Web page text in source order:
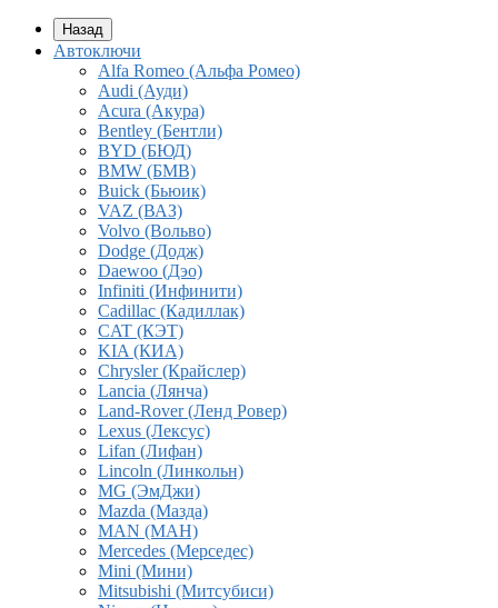
Назад
Автоключи
Alfa Romeo (Альфа Ромео)
Audi (Ауди)
Acura (Акура)
Bentley (Бентли)
BYD (БЮД)
BMW (БМВ)
Buick (Бьюик)
VAZ (ВАЗ)
Volvo (Вольво)
Dodge (Додж)
Daewoo (Дэо)
Infiniti (Инфинити)
Cadillac (Кадиллак)
CAT (КЭТ)
KIA (КИА)
Chrysler (Крайслер)
Lancia (Лянча)
Land-Rover (Ленд Ровер)
Lexus (Лексус)
Lifan (Лифан)
Lincoln (Линкольн)
MG (ЭмДжи)
Mazda (Мазда)
MAN (МАН)
Mercedes (Мерседес)
Mini (Мини)
Mitsubishi (Митсубиси)